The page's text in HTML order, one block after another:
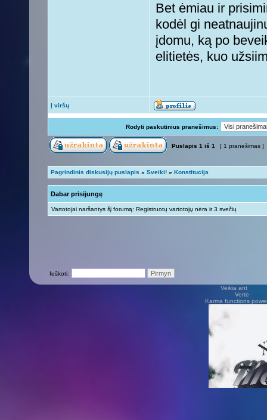
Bet ėmiau ir
kodėl gi
įdomu, ką po
elitietės, kuo
Į viršų
Rodyti paskutinius pranešimus:
Puslapis 1 iš 1 [ 1 pranešimas ]
Pagrindinis diskusijų puslapis » Sveiki! » Konstitucija
Dabar prisijungę
Vartotojai naršantys šį forumą: Registruotų vartotojų nėra ir 3 svečių
Ieškoti:
Veikia ant
Vertė Vilius
Karma functions